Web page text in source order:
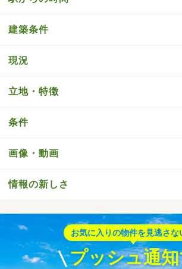
建築条件
現況
立地・特徴
条件
画像・動画
情報の新しさ
お気に入りの物件を見逃さな
プッシュ通